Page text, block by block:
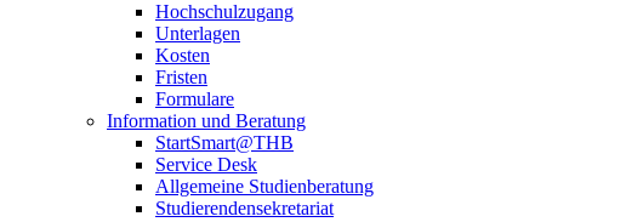
Hochschulzugang
Unterlagen
Kosten
Fristen
Formulare
Information und Beratung
StartSmart@THB
Service Desk
Allgemeine Studienberatung
Studierendensekretariat